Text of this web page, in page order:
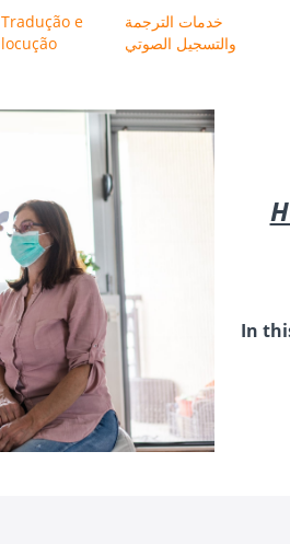
Tradução e
locução
خدمات الترجمة
والتسجيل الصوتي
In